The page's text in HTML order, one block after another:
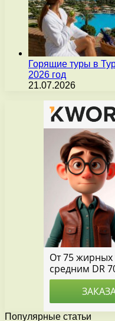
Горящие туры в
2026 год
21.07.2026
Популярные статьи